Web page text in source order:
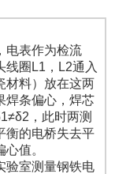
电表作为检流
线圈L1，L2通入
材料）放在这两
焊条偏心，焊芯
，此时两测
衡的电桥失去平
值。
验室测量钢铁电